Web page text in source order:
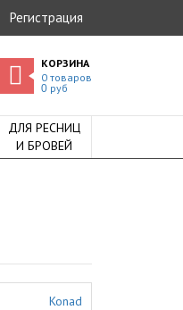
Регистрация
КОРЗИНА
0 товаров
0руб
ДЛЯ РЕСНИЦ
И БРОВЕЙ
Konad